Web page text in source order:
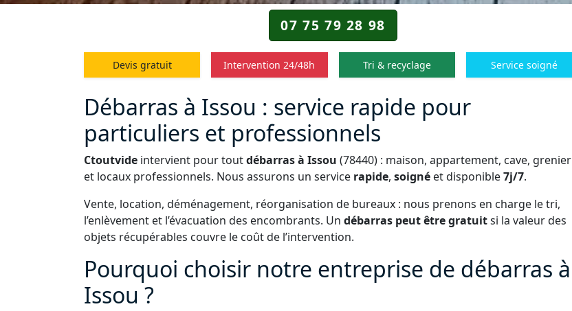
07 75 79 28 98
Devis gratuit Intervention 24/48h Tri & recyclage Service soigné
Débarras à Issou : service rapide pour
particuliers et professionnels
Ctoutvide intervient pour toutdébarras à Issou (78440) : maison, appartement, cave, grenier
et locaux professionnels. Nous assurons un service rapide, soigné et disponible7j/7.
Vente, location, déménagement, réorganisation de bureaux : nous prenons en charge le tri,
l’enlèvement et l’évacuation des encombrants. Un débarras peut être gratuitsi la valeur des
objets récupérables couvre le coût de l’intervention.
Pourquoi choisir notre entreprise de débarras à
Issou ?